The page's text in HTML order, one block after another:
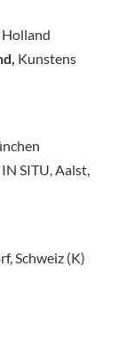
Holland
Kunstens
SITU, Aalst,
Schweiz (K)